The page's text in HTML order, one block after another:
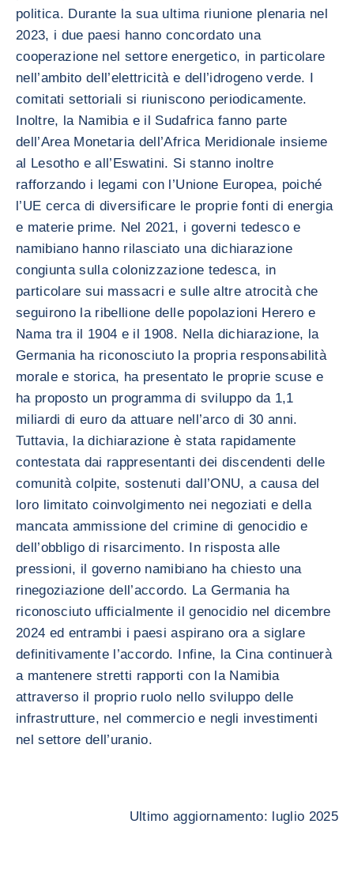
politica. Durante la sua ultima riunione plenaria nel
2023, i due paesi hanno concordato una
cooperazione nel settore energetico, in particolare
nell’ambito dell’elettricità e dell’idrogeno verde. I
comitati settoriali si riuniscono periodicamente.
Inoltre, la Namibia e il Sudafrica fanno parte
dell’Area Monetaria dell’Africa Meridionale insieme
al Lesotho e all’Eswatini. Si stanno inoltre
rafforzando i legami con l’Unione Europea, poiché
l’UE cerca di diversificare le proprie fonti di energia
e materie prime. Nel 2021, i governi tedesco e
namibiano hanno rilasciato una dichiarazione
congiunta sulla colonizzazione tedesca, in
particolare sui massacri e sulle altre atrocità che
seguirono la ribellione delle popolazioni Herero e
Nama tra il 1904 e il 1908. Nella dichiarazione, la
Germania ha riconosciuto la propria responsabilità
morale e storica, ha presentato le proprie scuse e
ha proposto un programma di sviluppo da 1,1
miliardi di euro da attuare nell’arco di 30 anni.
Tuttavia, la dichiarazione è stata rapidamente
contestata dai rappresentanti dei discendenti delle
comunità colpite, sostenuti dall’ONU, a causa del
loro limitato coinvolgimento nei negoziati e della
mancata ammissione del crimine di genocidio e
dell’obbligo di risarcimento. In risposta alle
pressioni, il governo namibiano ha chiesto una
rinegoziazione dell’accordo. La Germania ha
riconosciuto ufficialmente il genocidio nel dicembre
2024 ed entrambi i paesi aspirano ora a siglare
definitivamente l’accordo. Infine, la Cina continuerà
a mantenere stretti rapporti con la Namibia
attraverso il proprio ruolo nello sviluppo delle
infrastrutture, nel commercio e negli investimenti
nel settore dell’uranio.
Ultimo aggiornamento: luglio 2025